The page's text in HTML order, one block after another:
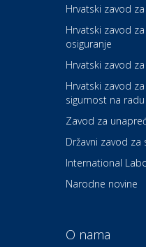
Zdravlje i
Povoljnosti
Dental Sudar
Dom i dizajn
Euro-vrt –
Odmor
Hrvatski zavod
Hrvatski zavod
osiguranje
Hrvatski zavod
Hrvatski zavod
sigurnost na radu
Zavod za
Državni zavod za
International
Narodne novine
O nama